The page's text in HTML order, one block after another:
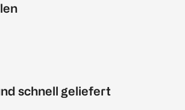
schnell geliefert